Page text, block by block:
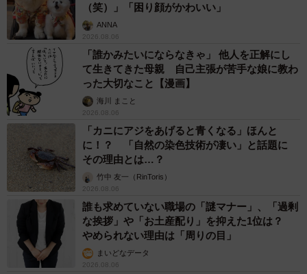
（笑）」「困り顔がかわいい」
ANNA
2026.08.06
「誰かみたいにならなきゃ」 他人を正解にし
て生きてきた母親 自己主張が苦手な娘に教わ
った大切なこと【漫画】
海川 まこと
2026.08.06
「カニにアジをあげると青くなる」ほんと
に！？ 「自然の染色技術が凄い」と話題に
その理由とは…？
竹中 友一（RinToris）
2026.08.06
誰も求めていない職場の「謎マナー」、「過剰
な挨拶」や「お土産配り」を抑えた1位は？
やめられない理由は「周りの目」
まいどなデータ
2026.08.06